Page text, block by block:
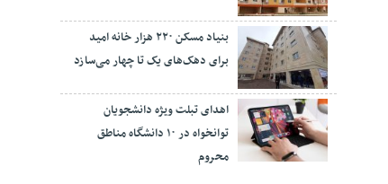
بنیاد مسکن ۲۲۰ هزار خانه امید
برای دهک‌های یک تا چهار می‌سازد
اهدای تبلت ویژه دانشجویان
توانخواه در ۱۰ دانشگاه مناطق
محروم